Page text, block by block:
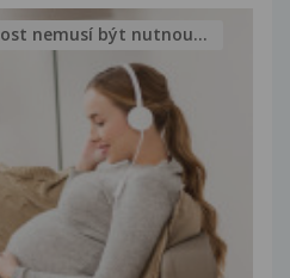
nemusí být nutnou...